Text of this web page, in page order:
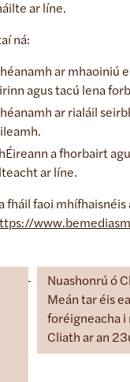
ar líne.
ná:
ar mhaoiniú
agus tacú lena
ar rialáil
a fhorbairt
ar líne.
fháil faoi mhífhaisnéis
Nuashonrú ó
Meán tar éis
foréigneacha i
Cliath ar an